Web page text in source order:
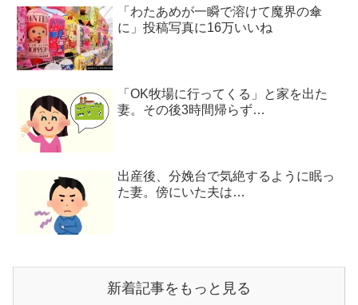
「わたあめが一瞬で溶けて魔界の傘
に」投稿写真に16万いいね
「OK牧場に行ってくる」と家を出た
妻。その後3時間帰らず…
出産後、分娩台で気絶するように眠っ
た妻。傍にいた夫は…
新着記事をもっと見る